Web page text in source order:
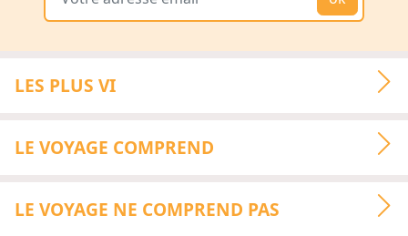
LES PLUS VI
LE VOYAGE COMPREND
LE VOYAGE NE COMPREND PAS